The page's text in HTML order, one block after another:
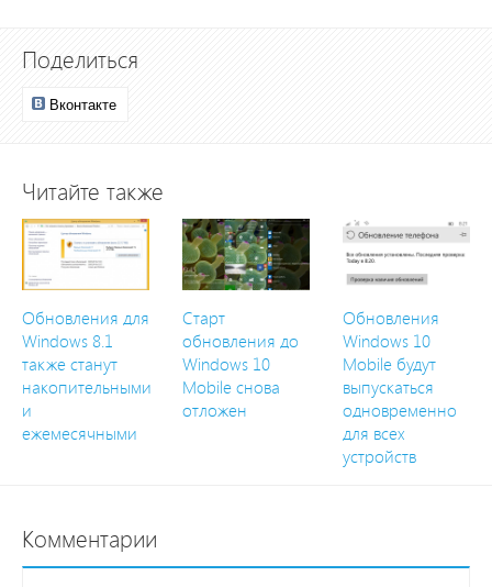
Поделиться
Вконтакте
Читайте также
Обновления для
Windows 8.1
также станут
накопительными
и
ежемесячными
Старт
обновления до
Windows 10
Mobile снова
отложен
Обновления
Windows 10
Mobile будут
выпускаться
одновременно
для всех
устройств
Комментарии